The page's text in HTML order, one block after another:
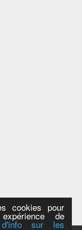
cookies pour
de
sur les